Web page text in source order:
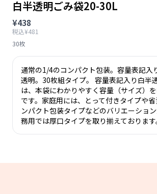
白半透明ごみ袋20-30L
¥438
税込¥481
30枚
通常の1/4のコンパクト包装。容量表記入
透明。30枚組タイプ。 容量表記入り白半
は、本袋にわかりやすく容量（サイズ）
です。家庭用には、とって付きタイプや
ンパクト包装タイプなどのバリエーショ
務用では厚口タイプを取り揃えております